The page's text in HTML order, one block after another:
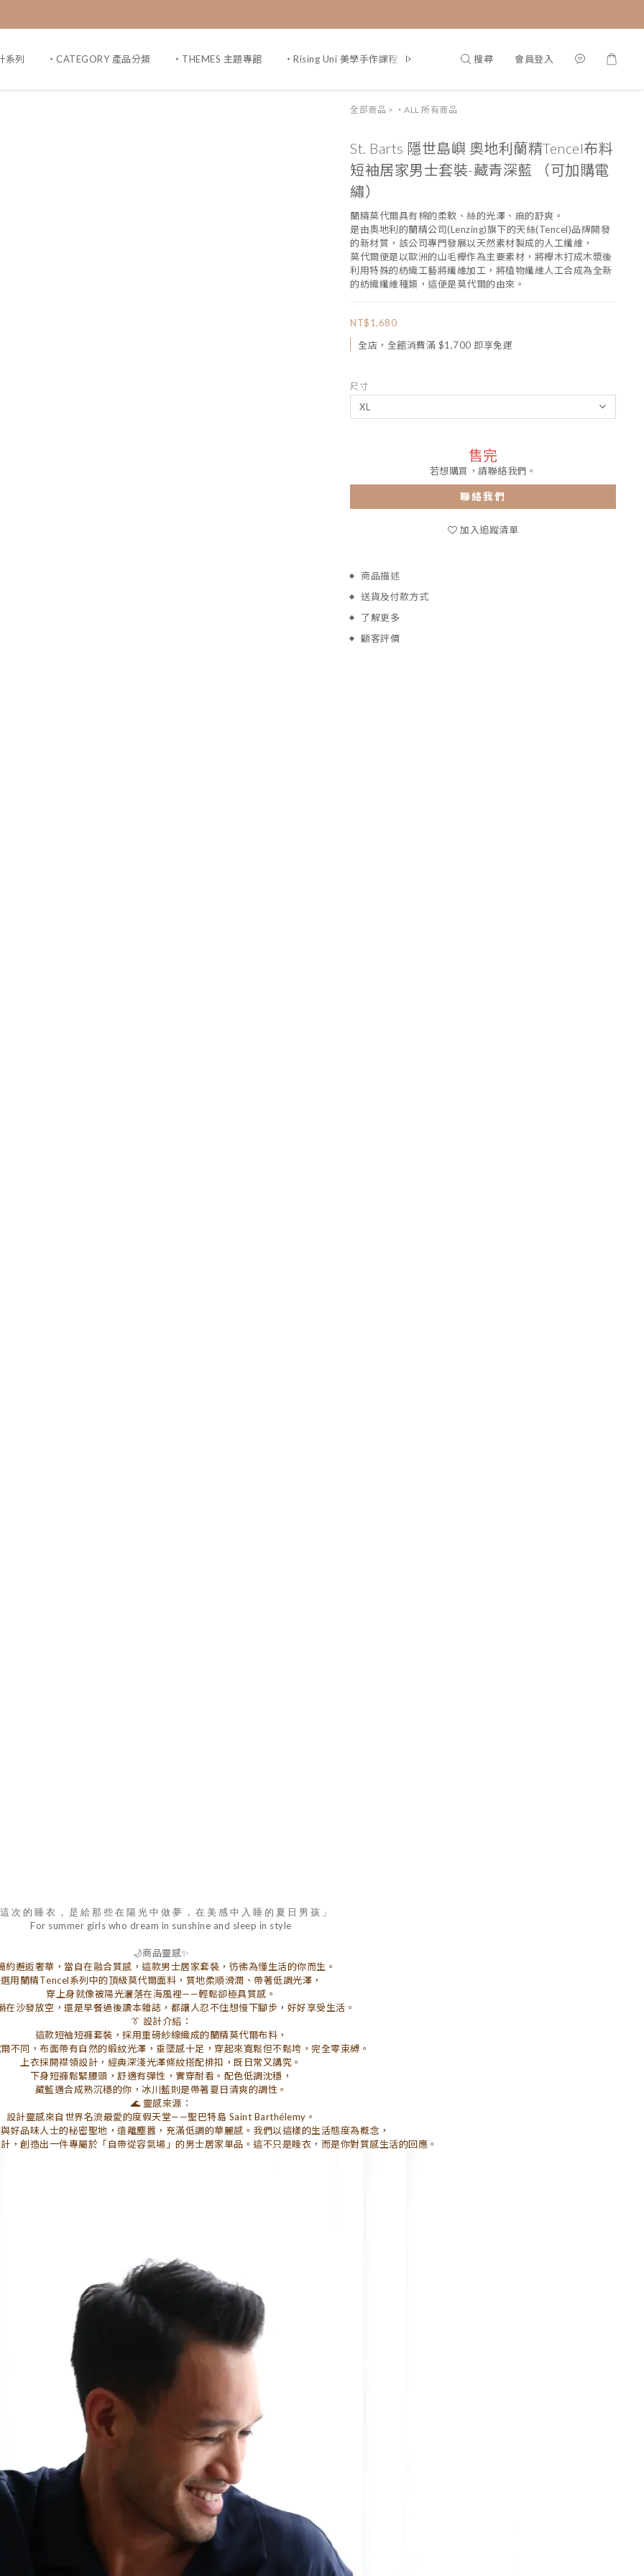
系列 ・CATEGORY 產品分類 ・THEMES 主題專館 ・Rising Uni 美學手作課程 部落格首頁 搜尋 會員登入
全部商品 > ・ALL 所有商品
St. Barts 隱世島嶼 奧地利蘭精Tencel布料
短袖居家男士套裝-藏青深藍 （可加購電
繡）
蘭精莫代爾具有棉的柔軟、絲的光澤、麻的舒爽。
是由奧地利的蘭精公司(Lenzing)旗下的天絲(Tencel)品牌開發
的新材質，該公司專門發展以天然素材製成的人工纖維，
莫代爾便是以歐洲的山毛櫸作為主要素材，將櫸木打成木漿後
利用特殊的紡織工藝將纖維加工，將植物纖維人工合成為全新
的紡織纖維種類，這便是莫代爾的由來。
NT$1,680
全店，全館消費滿 $1,700 即享免運
尺寸
售完
若想購買，請聯絡我們。
聯絡我們
加入追蹤清單
商品描述
送貨及付款方式
了解更多
顧客評價
這次的睡衣，是給那些在陽光中做夢，在美感中入睡的夏日男孩」
For summer girls who dream in sunshine and sleep in style
🌙商品靈感✨
約邂逅奢華，當自在融合質感，這款男士居家套裝，彷彿為懂生活的你而生。
選用蘭精Tencel系列中的頂級莫代爾面料，質地柔順滑潤、帶著低調光澤，
穿上身就像被陽光灑落在海風裡——輕鬆卻極具質感。
在沙發放空，還是早餐過後讀本雜誌，都讓人忍不住想慢下腳步，好好享受生活。
👔 設計介紹：
這款短袖短褲套裝，採用重磅紗線織成的蘭精莫代爾布料，
不同，布面帶有自然的緞紋光澤，垂墜感十足，穿起來寬鬆但不鬆垮，完全零束縛。
上衣採開襟領設計，經典深淺光澤條紋搭配排扣，既日常又講究。
下身短褲鬆緊腰頭，舒適有彈性，實穿耐看。配色低調沈穩，
藏藍適合成熟沉穩的你，冰川藍則是帶著夏日清爽的調性。
🌊 靈感來源：
設計靈感來自世界名流最愛的度假天堂——聖巴特島 Saint Barthélemy。
好品味人士的秘密聖地，遠離塵囂，充滿低調的華麗感。我們以這樣的生活態度為概念，
，創造出一件專屬於「自帶從容氣場」的男士居家單品。這不只是睡衣，而是你對質感生活的回應。